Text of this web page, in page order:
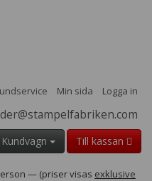
Min sida Logga in
Kundvagn Till kassan
— (priser visas exklusive